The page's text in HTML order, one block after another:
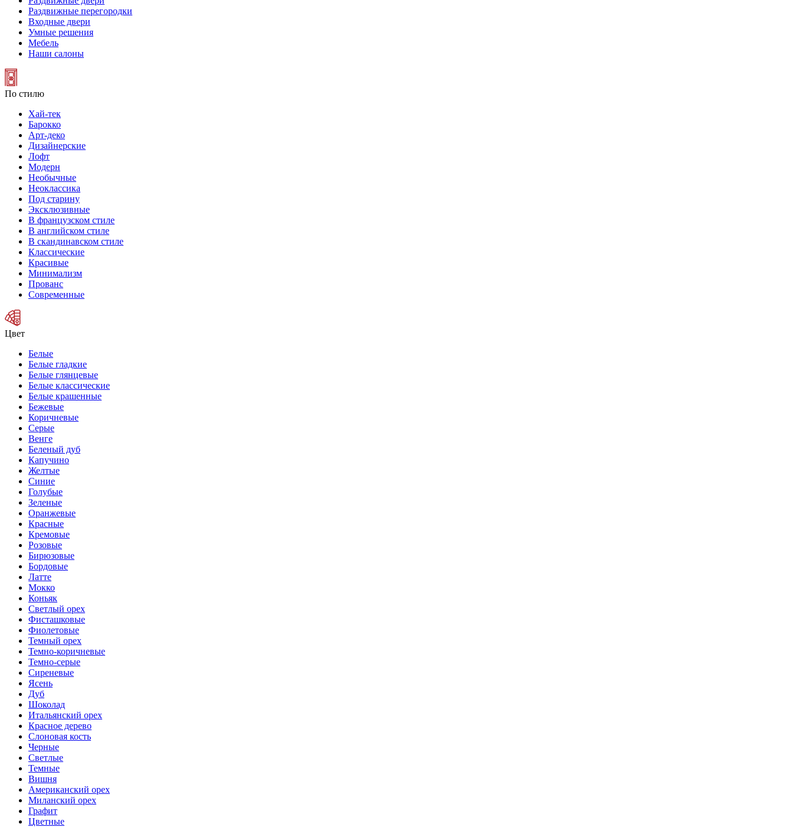
Раздвижные перегородки
Входные двери
Умные решения
Мебель
Наши салоны
По стилю
Хай-тек
Барокко
Арт-деко
Дизайнерские
Лофт
Модерн
Необычные
Неоклассика
Под старину
Эксклюзивные
В французском стиле
В английском стиле
В скандинавском стиле
Классические
Красивые
Минимализм
Прованс
Современные
Цвет
Белые
Белые гладкие
Белые глянцевые
Белые классические
Белые крашенные
Бежевые
Коричневые
Серые
Венге
Беленый дуб
Капучино
Желтые
Синие
Голубые
Зеленые
Оранжевые
Красные
Кремовые
Розовые
Бирюзовые
Бордовые
Латте
Мокко
Коньяк
Светлый орех
Фисташковые
Фиолетовые
Темный орех
Темно-коричневые
Темно-серые
Сиреневые
Ясень
Дуб
Шоколад
Итальянский орех
Красное дерево
Слоновая кость
Черные
Светлые
Темные
Вишня
Американский орех
Миланский орех
Графит
Цветные